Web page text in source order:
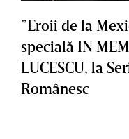
”Eroii de la
specială IN
LUCESCU, la
Românesc